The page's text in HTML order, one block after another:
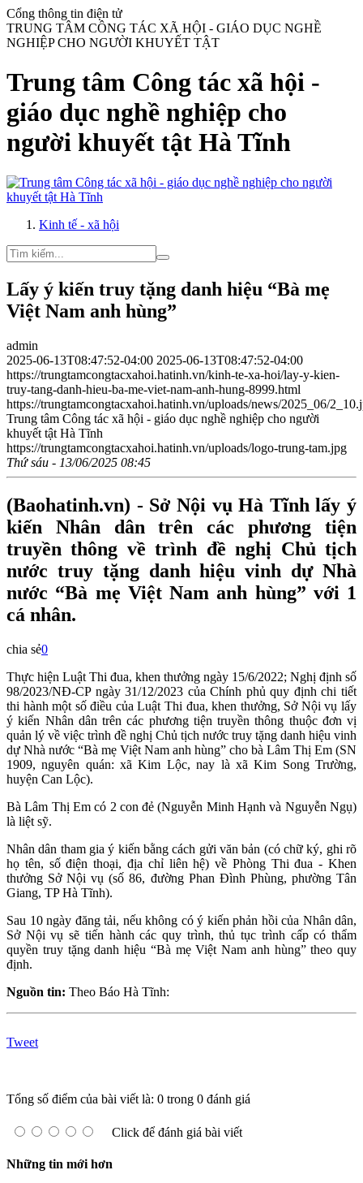
Cổng thông tin điện tử
TRUNG TÂM CÔNG TÁC XÃ HỘI - GIÁO DỤC NGHỀ
NGHIỆP CHO NGƯỜI KHUYẾT TẬT
Trung tâm Công tác xã hội -
giáo dục nghề nghiệp cho
người khuyết tật Hà Tĩnh
Kinh tế - xã hội
Lấy ý kiến truy tặng danh hiệu “Bà mẹ
Việt Nam anh hùng”
admin
2025-06-13T08:47:52-04:00 2025-06-13T08:47:52-04:00
https://trungtamcongtacxahoi.hatinh.vn/kinh-te-xa-hoi/lay-y-kien-
truy-tang-danh-hieu-ba-me-viet-nam-anh-hung-8999.html
https://trungtamcongtacxahoi.hatinh.vn/uploads/news/2025_06/
Trung tâm Công tác xã hội - giáo dục nghề nghiệp cho người
khuyết tật Hà Tĩnh
https://trungtamcongtacxahoi.hatinh.vn/uploads/logo-trung-tam.jpg
Thứ sáu - 13/06/2025 08:45
(Baohatinh.vn) - Sở Nội vụ Hà Tĩnh lấy ý
kiến Nhân dân trên các phương tiện
truyền thông về trình đề nghị Chủ tịch
nước truy tặng danh hiệu vinh dự Nhà
nước “Bà mẹ Việt Nam anh hùng” với 1
cá nhân.
chia sẻ0
Thực hiện Luật Thi đua, khen thưởng ngày 15/6/2022; Nghị định số
98/2023/NĐ-CP ngày 31/12/2023 của Chính phủ quy định chi tiết
thi hành một số điều của Luật Thi đua, khen thưởng, Sở Nội vụ lấy
ý kiến Nhân dân trên các phương tiện truyền thông thuộc đơn vị
quản lý về việc trình đề nghị Chủ tịch nước truy tặng danh hiệu vinh
dự Nhà nước “Bà mẹ Việt Nam anh hùng” cho bà Lâm Thị Em (SN
1909, nguyên quán: xã Kim Lộc, nay là xã Kim Song Trường,
huyện Can Lộc).
Bà Lâm Thị Em có 2 con đẻ (Nguyễn Minh Hạnh và Nguyễn Ngụ)
là liệt sỹ.
Nhân dân tham gia ý kiến bằng cách gửi văn bản (có chữ ký, ghi rõ
họ tên, số điện thoại, địa chỉ liên hệ) về Phòng Thi đua - Khen
thưởng Sở Nội vụ (số 86, đường Phan Đình Phùng, phường Tân
Giang, TP Hà Tĩnh).
Sau 10 ngày đăng tải, nếu không có ý kiến phản hồi của Nhân dân,
Sở Nội vụ sẽ tiến hành các quy trình, thủ tục trình cấp có thẩm
quyền truy tặng danh hiệu “Bà mẹ Việt Nam anh hùng” theo quy
định.
Nguồn tin: Theo Báo Hà Tĩnh:
Tweet
Tổng số điểm của bài viết là: 0 trong 0 đánh giá
Click để đánh giá bài viết
Những tin mới hơn